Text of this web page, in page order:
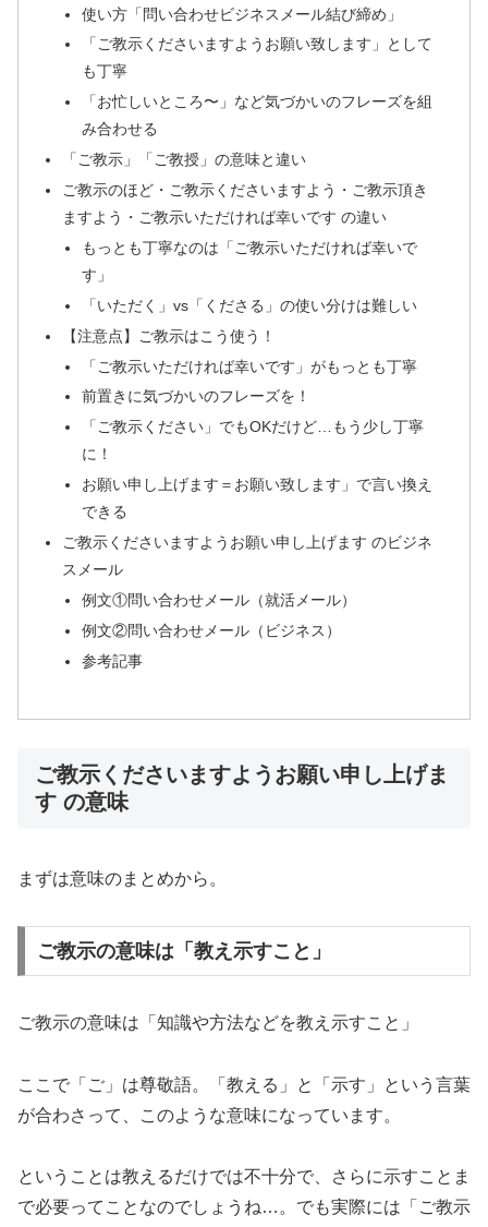
使い方「問い合わせビジネスメール結び締め」
「ご教示くださいますようお願い致します」として
も丁寧
「お忙しいところ〜」など気づかいのフレーズを組
み合わせる
「ご教示」「ご教授」の意味と違い
ご教示のほど・ご教示くださいますよう・ご教示頂き
ますよう・ご教示いただければ幸いです の違い
もっとも丁寧なのは「ご教示いただければ幸いで
す」
「いただく」vs「くださる」の使い分けは難しい
【注意点】ご教示はこう使う！
「ご教示いただければ幸いです」がもっとも丁寧
前置きに気づかいのフレーズを！
「ご教示ください」でもOKだけど…もう少し丁寧
に！
お願い申し上げます＝お願い致します」で言い換え
できる
ご教示くださいますようお願い申し上げます のビジネ
スメール
例文①問い合わせメール（就活メール）
例文②問い合わせメール（ビジネス）
参考記事
ご教示くださいますようお願い申し上げま
す の意味
まずは意味のまとめから。
ご教示の意味は「教え示すこと」
ご教示の意味は「知識や方法などを教え示すこと」
ここで「ご」は尊敬語。「教える」と「示す」という言葉
が合わさって、このような意味になっています。
ということは教えるだけでは不十分で、さらに示すことま
で必要ってことなのでしょうね…。でも実際には「ご教示